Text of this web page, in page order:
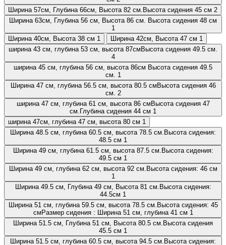
Ширина 57см, Глубина 66см, Высота 82 см.Высота сидения 45 см 2
Ширина 63см, Глубина 56 см, Высота 86 см. Высота сидения 48 см
1
Ширина 40см, Высота 38 см 1 Ширина 42см, Высота 47 см 1
ширина 43 см, глубина 53 см, высота 87смВысота сидения 49.5 см.
4
ширина 45 см, глубина 56 см, высота 86см Высота сидения 49.5
см.
1
Ширина 47 см, глубина 56.5 см, высота 80.5 смВысота сидения 46
см.
2
ширина 47 см, глубина 61 см, высота 86 смВысота сидения 47
см.Глубина сидения 44 см 1
ширина 47см, глубина 47 см, высота 80 см 1
Ширина 48.5 см, глубина 60.5 см, высота 78.5 см.Высота сидения:
48.5 см 1
Ширина 49 см, глубина 61.5 см, высота 87.5 см.Высота сидения:
49.5 см 1
Ширина 49 см, глубина 62 см, высота 92 см.Высота сидения: 46 см
1
Ширина 49.5 см, Глубина 49 см, Высота 81 см.Высота сидения:
44.5см 1
Ширина 51 см, глубина 59.5 см, высота 78.5 см.Высота сидения: 45
смРазмер сидения : Ширина 51 см, глубина 41 см 1
Ширина 51.5 см, Глубина 51 см, Высота 80.5 см.Высота сидения
45.5 см 1
Ширина 51.5 см, глубина 60.5 см, высота 94.5 см.Высота сидения: